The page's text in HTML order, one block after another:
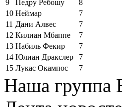
9
Педру Ребошу
8
10 Неймар
7
11 Дани Алвес
7
12 Килиан Мбаппе
7
13 Набиль Фекир
7
14 Юлиан Дракслер
7
15 Лукас Окампос 7
Наша группа